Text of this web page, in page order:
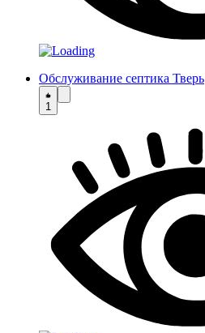
Обслуживание септика Тверь
1